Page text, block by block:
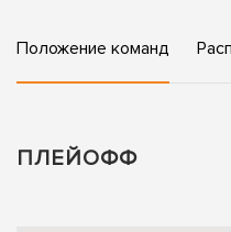
Положение команд
ПЛЕЙОФФ